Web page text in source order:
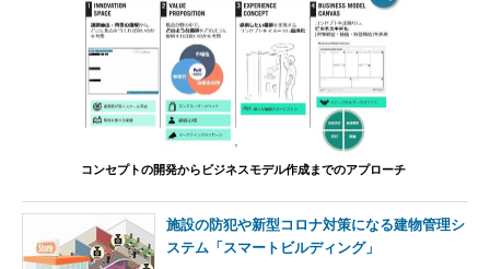
コンセプトの開発からビジネスモデル作成までのアプローチ
施設の防犯や新型コロナ対策になる建物管理シ
ステム「スマートビルディング」